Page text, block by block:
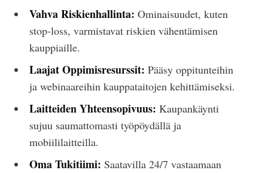
Vahva Riskienhallinta: Ominaisuudet, kuten
stop-loss, varmistavat riskien vähentämisen
kauppiaille.
Laajat Oppimisresurssit: Pääsy oppitunteihin
ja webinaareihin kauppataitojen kehittämiseksi.
Laitteiden Yhteensopivuus: Kaupankäynti
sujuu saumattomasti työpöydällä ja
mobiililaitteilla.
Oma Tukitiimi: Saatavilla 24/7 vastaamaan